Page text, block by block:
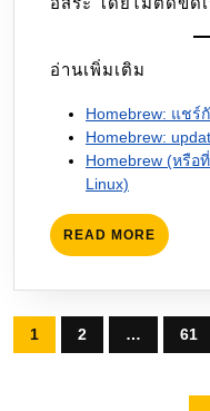
อ่านเพิ่มเติม
Homebrew: แชร์
Homebrew:
Homebrew (หรือ
Linux)
READ MORE READ
MORE
Posts
pagination
1 2 … 61